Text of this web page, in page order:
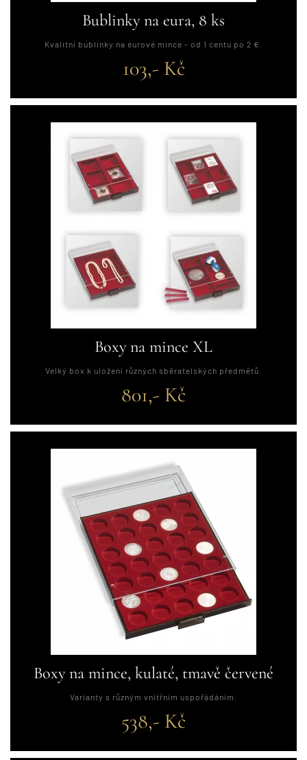
Bublinky na eura, 8 ks
Kvalitní bublinky na eurové mince - od 1 centu po 2 €.
103,- Kč
Boxy na mince XL
Velký box k uložení různých sběratelských předmětů.
801,- Kč
Boxy na mince, kulaté, tmavě červené
Varianty s různým vnitřním uspořádáním.
538,- Kč